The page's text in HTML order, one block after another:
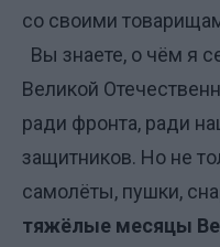
со своими
Вы знаете, о чём я
Великой
ради фронта, ради
защитников. Но не
самолёты, пушки,
тяжёлые месяцы